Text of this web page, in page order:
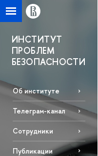
ИНСТИТУТ
ПРОБЛЕМ
БЕЗОПАСНОСТИ
Об институте
Телеграм-канал
Сотрудники
Публикации